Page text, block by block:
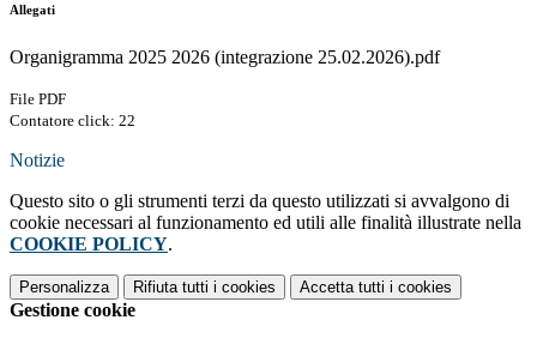
Allegati
Organigramma 2025 2026 (integrazione 25.02.2026).pdf
File PDF
Contatore click: 22
Notizie
Questo sito o gli strumenti terzi da questo utilizzati si avvalgono di
cookie necessari al funzionamento ed utili alle finalità illustrate nella
COOKIE POLICY.
Personalizza Rifiuta tutti i cookies Accetta tutti i cookies
Gestione cookie